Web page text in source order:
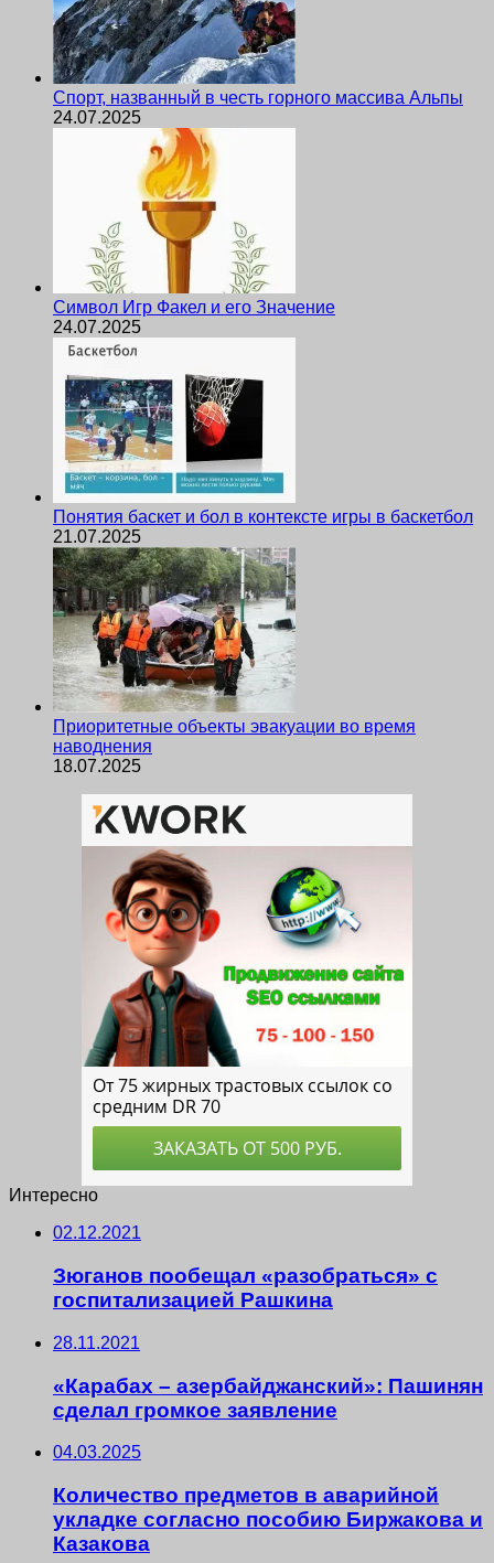
Спорт, названный в честь горного массива Альпы
24.07.2025
Символ Игр Факел и его Значение
24.07.2025
Понятия баскет и бол в контексте игры в баскетбол
21.07.2025
Приоритетные объекты эвакуации во время
наводнения
18.07.2025
Интересно
02.12.2021
Зюганов пообещал «разобраться» с
госпитализацией Рашкина
28.11.2021
«Карабах – азербайджанский»: Пашинян
сделал громкое заявление
04.03.2025
Количество предметов в аварийной
укладке согласно пособию Биржакова и
Казакова